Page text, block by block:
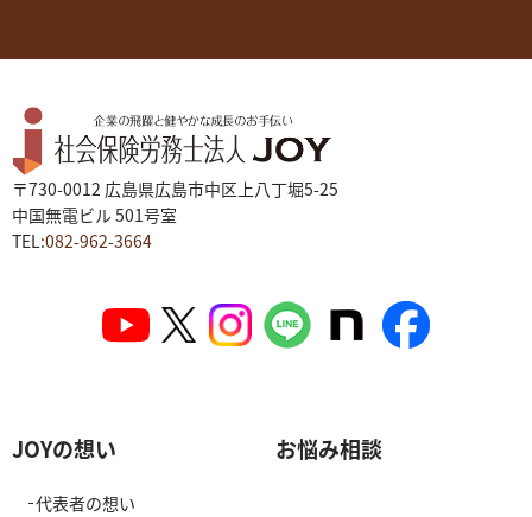
〒730-0012 広島県広島市中区上八丁堀5-25
中国無電ビル 501号室
TEL:082-962-3664
JOYの想い
代表者の想い
お悩み相談